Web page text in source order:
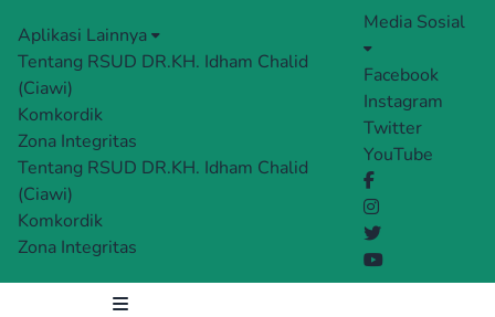
Aplikasi Lainnya
Tentang RSUD DR.KH. Idham Chalid
(Ciawi)
Komkordik
Zona Integritas
Tentang RSUD DR.KH. Idham Chalid
(Ciawi)
Komkordik
Zona Integritas
Media Sosial
Facebook
Instagram
Twitter
YouTube